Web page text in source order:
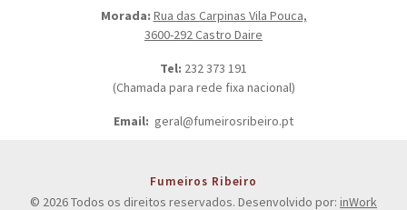
Morada: Rua das Carpinas Vila Pouca,
3600-292 Castro Daire
Tel: 232 373 191
(Chamada para rede fixa nacional)
Email: geral@fumeirosribeiro.pt
Fumeiros Ribeiro
© 2026 Todos os direitos reservados. Desenvolvido por: inWork